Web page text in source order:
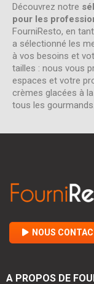
Découvrez notre
pour les
FourniResto, en
a sélectionné les
à vos besoins et
tailles : nous vous
espaces et votre
crèmes glacées à
tous les gourmands.
NOUS
A PROPOS DE